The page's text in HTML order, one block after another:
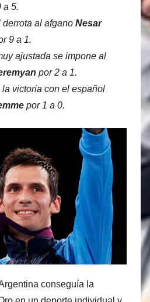
a 5.
al afgano Nesar
9 a 1.
ajustada se impone al
por 2 a 1.
victoria con el español
por 1 a 0.
conseguía la